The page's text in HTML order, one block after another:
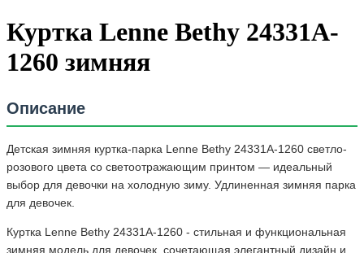
Куртка Lenne Bethy 24331A-
1260 зимняя
Описание
Детская зимняя куртка-парка Lenne Bethy 24331A-1260 светло-
розового цвета со светоотражающим принтом — идеальный
выбор для девочки на холодную зиму. Удлиненная зимняя парка
для девочек.
Куртка Lenne Bethy 24331A-1260 - стильная и функциональная
зимняя модель для девочек, сочетающая элегантный дизайн и